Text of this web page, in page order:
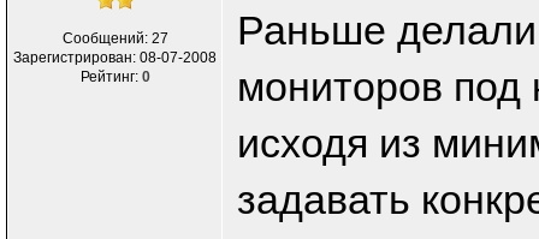
Сообщений: 27
Зарегистрирован: 08-07-2008
Рейтинг: 0
Раньше
мониторов под
исходя из
задавать